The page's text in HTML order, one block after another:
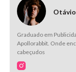
Graduado em
Apollorabbit. Onde
cabeçudos